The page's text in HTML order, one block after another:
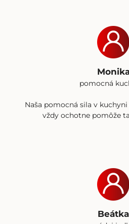
pomocná
Naša pomocná sila v
vždy ochotne pomôže
Beátka